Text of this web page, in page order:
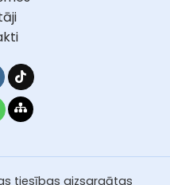
tiesības aizsargātas